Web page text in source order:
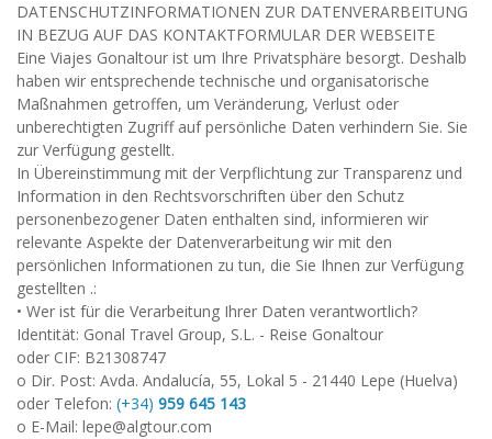
DATENSCHUTZINFORMATIONEN ZUR DATENVERARBEITUNG
IN BEZUG AUF DAS KONTAKTFORMULAR DER WEBSEITE
Eine Viajes Gonaltour ist um Ihre Privatsphäre besorgt. Deshalb
haben wir entsprechende technische und organisatorische
Maßnahmen getroffen, um Veränderung, Verlust oder
unberechtigten Zugriff auf persönliche Daten verhindern Sie. Sie
zur Verfügung gestellt.
In Übereinstimmung mit der Verpflichtung zur Transparenz und
Information in den Rechtsvorschriften über den Schutz
personenbezogener Daten enthalten sind, informieren wir
relevante Aspekte der Datenverarbeitung wir mit den
persönlichen Informationen zu tun, die Sie Ihnen zur Verfügung
gestellten .:
• Wer ist für die Verarbeitung Ihrer Daten verantwortlich?
Identität: Gonal Travel Group, S.L. - Reise Gonaltour
oder CIF: B21308747
o Dir. Post: Avda. Andalucía, 55, Lokal 5 - 21440 Lepe (Huelva)
oder Telefon: (+34) 959 645 143
o E-Mail: lepe@algtour.com